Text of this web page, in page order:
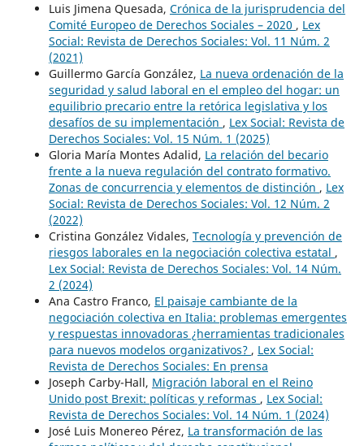
Luis Jimena Quesada, Crónica de la jurisprudencia del
Comité Europeo de Derechos Sociales – 2020 , Lex
Social: Revista de Derechos Sociales: Vol. 11 Núm. 2
(2021)
Guillermo García González, La nueva ordenación de la
seguridad y salud laboral en el empleo del hogar: un
equilibrio precario entre la retórica legislativa y los
desafíos de su implementación , Lex Social: Revista de
Derechos Sociales: Vol. 15 Núm. 1 (2025)
Gloria María Montes Adalid, La relación del becario
frente a la nueva regulación del contrato formativo.
Zonas de concurrencia y elementos de distinción , Lex
Social: Revista de Derechos Sociales: Vol. 12 Núm. 2
(2022)
Cristina González Vidales, Tecnología y prevención de
riesgos laborales en la negociación colectiva estatal ,
Lex Social: Revista de Derechos Sociales: Vol. 14 Núm.
2 (2024)
Ana Castro Franco, El paisaje cambiante de la
negociación colectiva en Italia: problemas emergentes
y respuestas innovadoras ¿herramientas tradicionales
para nuevos modelos organizativos? , Lex Social:
Revista de Derechos Sociales: En prensa
Joseph Carby-Hall, Migración laboral en el Reino
Unido post Brexit: políticas y reformas , Lex Social:
Revista de Derechos Sociales: Vol. 14 Núm. 1 (2024)
José Luis Monereo Pérez, La transformación de las